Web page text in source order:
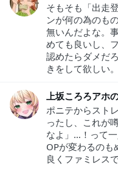
そもそも「出走
ンが何の為のも
無いんだよな。
めても良いし、
認めたらダメだ
きをして欲しい。
ポニテからスト
ったし、これが
なよ」…！って
OPが変わるのも
良くファミレス